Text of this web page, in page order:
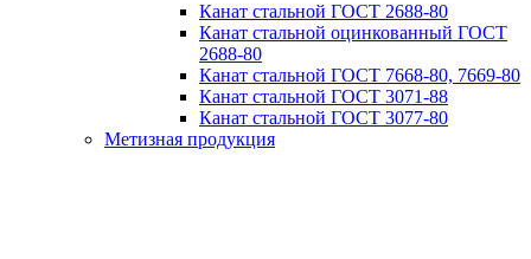
Канат стальной ГОСТ 2688-80
Канат стальной оцинкованный ГОСТ
2688-80
Канат стальной ГОСТ 7668-80, 7669-80
Канат стальной ГОСТ 3071-88
Канат стальной ГОСТ 3077-80
Метизная продукция